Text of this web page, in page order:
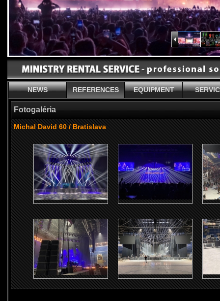
NEWS REFERENCES EQUIPMENT
Fotogaléria
Michal David 60 / Bratislava